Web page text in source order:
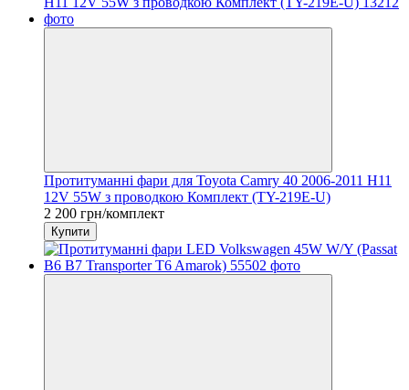
Протитуманні фари для Toyota Camry 40 2006-2011 H11
12V 55W з проводкою Комплект (TY-219E-U)
2 200 грн/комплект
Купити